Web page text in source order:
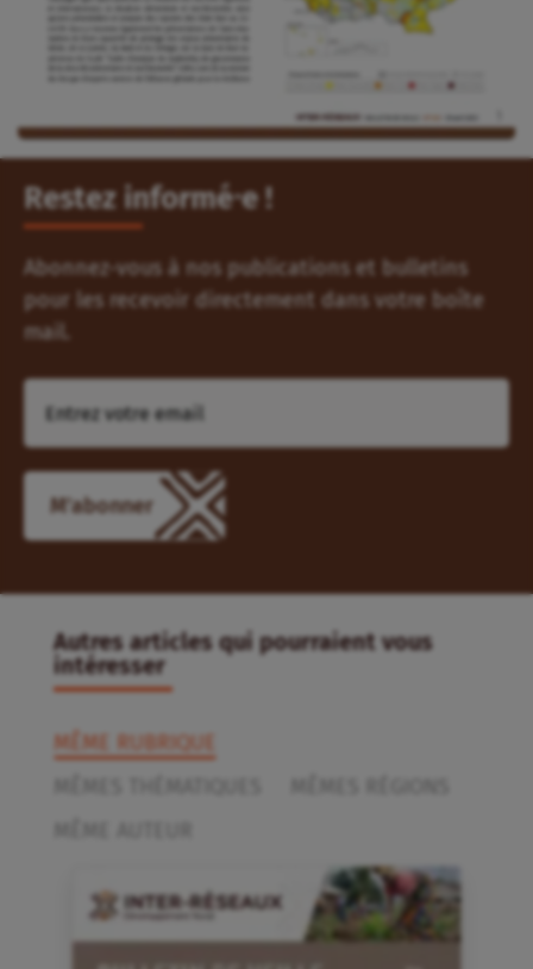
Restez informé⸱e !
Abonnez-vous à nos publications et bulletins
pour les recevoir directement dans votre boîte
mail.
Autres articles qui pourraient vous
intéresser
MÊME RUBRIQUE